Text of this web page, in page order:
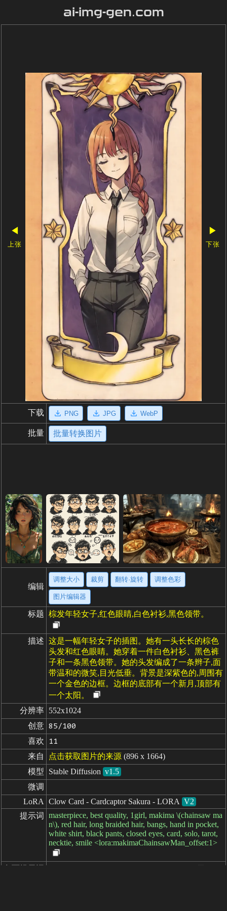
ai-img-gen.com
◀
上张
▶
下张
下载 PNG JPG WebP
批量 批量转换图片
编辑
调整大小 裁剪 翻转·旋转 调整色彩
图片编辑器
标题 棕发年轻女子,红色眼睛,白色衬衫,黑色领带。
描述 这是一幅年轻女子的插图。她有一头长长的棕色
头发和红色眼睛。她穿着一件白色衬衫、黑色裤
子和一条黑色领带。她的头发编成了一条辫子,面
带温和的微笑,目光低垂。背景是深紫色的,周围有
一个金色的边框。边框的底部有一个新月,顶部有
一个太阳。
分辨率 552x1024
创意 85/100
喜欢 11
来自 点击获取图片的来源 (896 x 1664)
模型
Stable Diffusion v1.5
微调
LoRA
Clow Card - Cardcaptor Sakura - LORA V2
提示词
masterpiece, best quality, 1girl, makima \(chainsaw ma
n\), red hair, long braided hair, bangs, hand in pocket,
white shirt, black pants, closed eyes, card, solo, tarot,
necktie, smile <lora:makimaChainsawMan_offset:1>